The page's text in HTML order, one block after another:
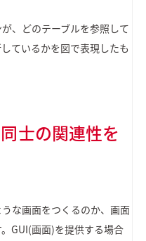
、どのテーブルを参照して
ているかを図で表現したも
士の関連性を
な画面をつくるのか、画面
GUI(画面)を提供する場合